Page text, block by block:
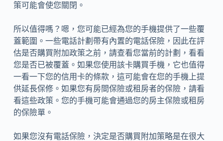
策可能會使您關閉。
所以值得嗎？嗯，您可能已經為您的手機提供了一些覆
蓋範圍。一些電話計劃帶有內置的電話保險，因此在評
估是否購買附加政策之前，請查看您當前的計劃，看看
您是否已被覆蓋。如果您使用該卡購買手機，它也值得
一看一下您的信用卡的條款，這可能會在您的手機上提
供延長保修。如果您有房間保險或租房者的保險，請看
看這些政策。您的手機可能會通過您的房主保險或租房
的保險單。
如果您沒有電話保險，決定是否購買附加策略是在很大